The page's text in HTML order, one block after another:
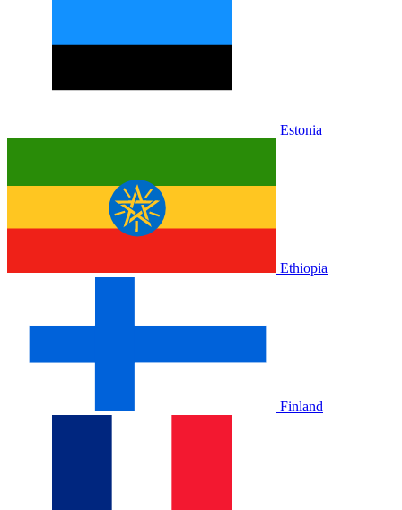
Estonia
Ethiopia
Finland